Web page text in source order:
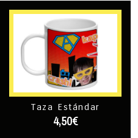
Taza Estándar
4,50€